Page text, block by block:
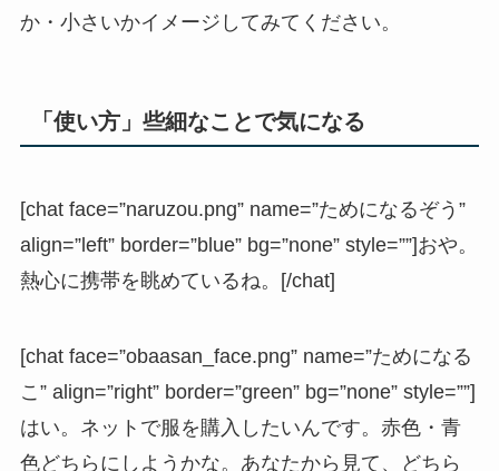
か・小さいかイメージしてみてください。
「使い方」些細なことで気になる
[chat face=”naruzou.png” name=”ためになるぞう”
align=”left” border=”blue” bg=”none” style=””]おや。
熱心に携帯を眺めているね。[/chat]
[chat face=”obaasan_face.png” name=”ためになる
こ” align=”right” border=”green” bg=”none” style=””]
はい。ネットで服を購入したいんです。赤色・青
色どちらにしようかな。あなたから見て、どちら